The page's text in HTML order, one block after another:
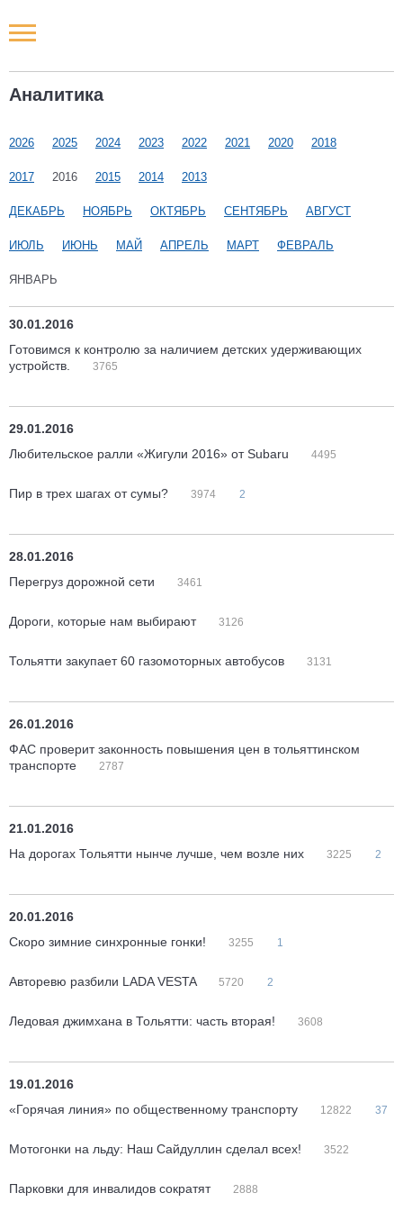
Аналитика
2026 2025 2024 2023 2022 2021 2020 2018
2017 2016 2015 2014 2013
ДЕКАБРЬ НОЯБРЬ ОКТЯБРЬ СЕНТЯБРЬ АВГУСТ
ИЮЛЬ ИЮНЬ МАЙ АПРЕЛЬ МАРТ ФЕВРАЛЬ
ЯНВАРЬ
30.01.2016
Готовимся к контролю за наличием детских удерживающих
устройств.
3765
29.01.2016
Любительское ралли «Жигули 2016» от Subaru
4495
Пир в трех шагах от сумы? 3974 2
28.01.2016
Перегруз дорожной сети
3461
Дороги, которые нам выбирают 3126
Тольятти закупает 60 газомоторных автобусов 3131
26.01.2016
ФАС проверит законность повышения цен в тольяттинском
транспорте
2787
21.01.2016
На дорогах Тольятти нынче лучше, чем возле них
3225 2
20.01.2016
Скоро зимние синхронные гонки!
3255 1
Авторевю разбили LADA VESTA 5720 2
Ледовая джимхана в Тольятти: часть вторая! 3608
19.01.2016
«Горячая линия» по общественному транспорту
12822 37
Мотогонки на льду: Наш Сайдуллин сделал всех! 3522
Парковки для инвалидов сократят 2888
Новости РФ
Наши мероприятия
Статьи